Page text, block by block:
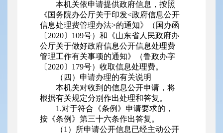
本机关依申请提供政府信息，按照
《国务院办公厅关于印发<政府信息公开
信息处理费管理办法>的通知》（国办函
〔2020〕109号）和《山东省人民政府办
公厅关于做好政府信息公开信息处理费
管理工作有关事项的通知》（鲁政办字
〔2020〕179号）收取信息处理费。
（四）申请办理的有关说明
本机关对收到的信息公开申请，将
根据有关规定分别作出处理和答复。
1.对于符合《条例》申请要求的，
按《条例》第三十六条作出答复。
（1）所申请公开信息已经主动公开